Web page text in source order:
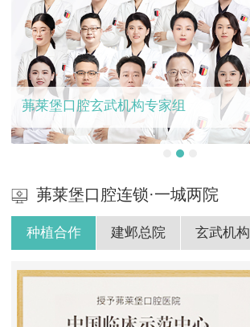
茀莱堡口腔玄武机构专家组
茀莱堡口腔连锁·一城两院
种植合作 建邺总院 玄武机构